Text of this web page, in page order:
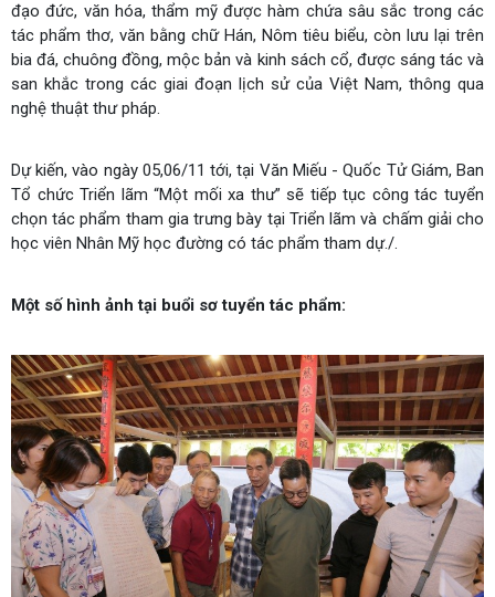
đạo đức, văn hóa, thẩm mỹ được hàm chứa sâu sắc trong các
tác phẩm thơ, văn bằng chữ Hán, Nôm tiêu biểu, còn lưu lại trên
bia đá, chuông đồng, mộc bản và kinh sách cổ, được sáng tác và
san khắc trong các giai đoạn lịch sử của Việt Nam, thông qua
nghệ thuật thư pháp.
Dự kiến, vào ngày 05,06/11 tới, tại Văn Miếu - Quốc Tử Giám, Ban
Tổ chức Triển lãm “Một mối xa thư” sẽ tiếp tục công tác tuyển
chọn tác phẩm tham gia trưng bày tại Triển lãm và chấm giải cho
học viên Nhân Mỹ học đường có tác phẩm tham dự./.
Một số hình ảnh tại buổi sơ tuyển tác phẩm: